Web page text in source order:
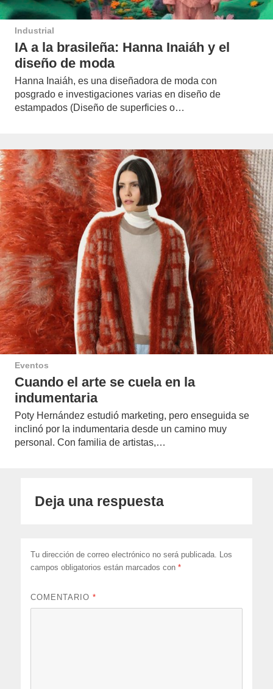
Industrial
IA a la brasileña: Hanna Inaiáh y el
diseño de moda
Hanna Inaiáh, es una diseñadora de moda con
posgrado e investigaciones varias en diseño de
estampados (Diseño de superficies o…
Eventos
Cuando el arte se cuela en la
indumentaria
Poty Hernández estudió marketing, pero enseguida se
inclinó por la indumentaria desde un camino muy
personal. Con familia de artistas,…
Deja una respuesta
Tu dirección de correo electrónico no será publicada. Los
campos obligatorios están marcados con*
COMENTARIO*